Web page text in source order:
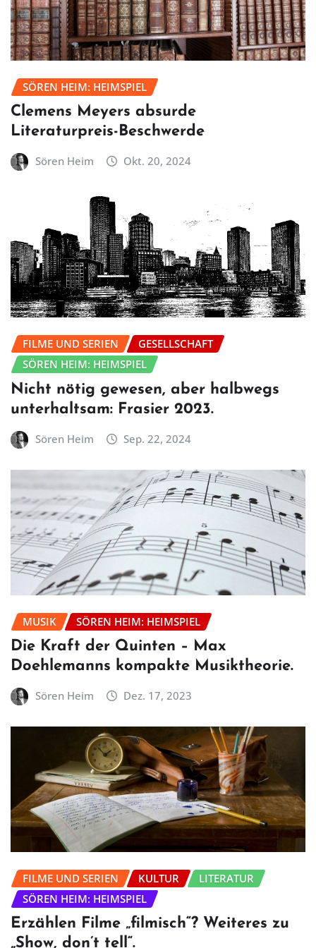
SÖREN HEIM: HEIMSPIEL
Clemens Meyers absurde
Literaturpreis-Beschwerde
Sören Heim Okt. 20, 2024
FILME UND SERIEN
GESELLSCHAFT
SÖREN HEIM: HEIMSPIEL
Nicht nötig gewesen, aber halbwegs
unterhaltsam: Frasier 2023.
Sören Heim Sep. 22, 2024
MUSIK SÖREN HEIM: HEIMSPIEL
Die Kraft der Quinten – Max
Doehlemanns kompakte Musiktheorie.
Sören Heim Dez. 17, 2023
FILME UND SERIEN KULTUR
LITERATUR
SÖREN HEIM: HEIMSPIEL
Erzählen Filme „filmisch“? Weiteres zu
„Show, don’t tell“.